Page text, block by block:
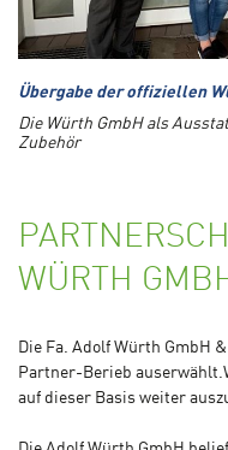
Übergabe der offiziellen
Die Würth GmbH als
Zubehör
WÜRTH
Die Fa. Adolf Würth GmbH
Partner-Berieb
auf dieser Basis weiter